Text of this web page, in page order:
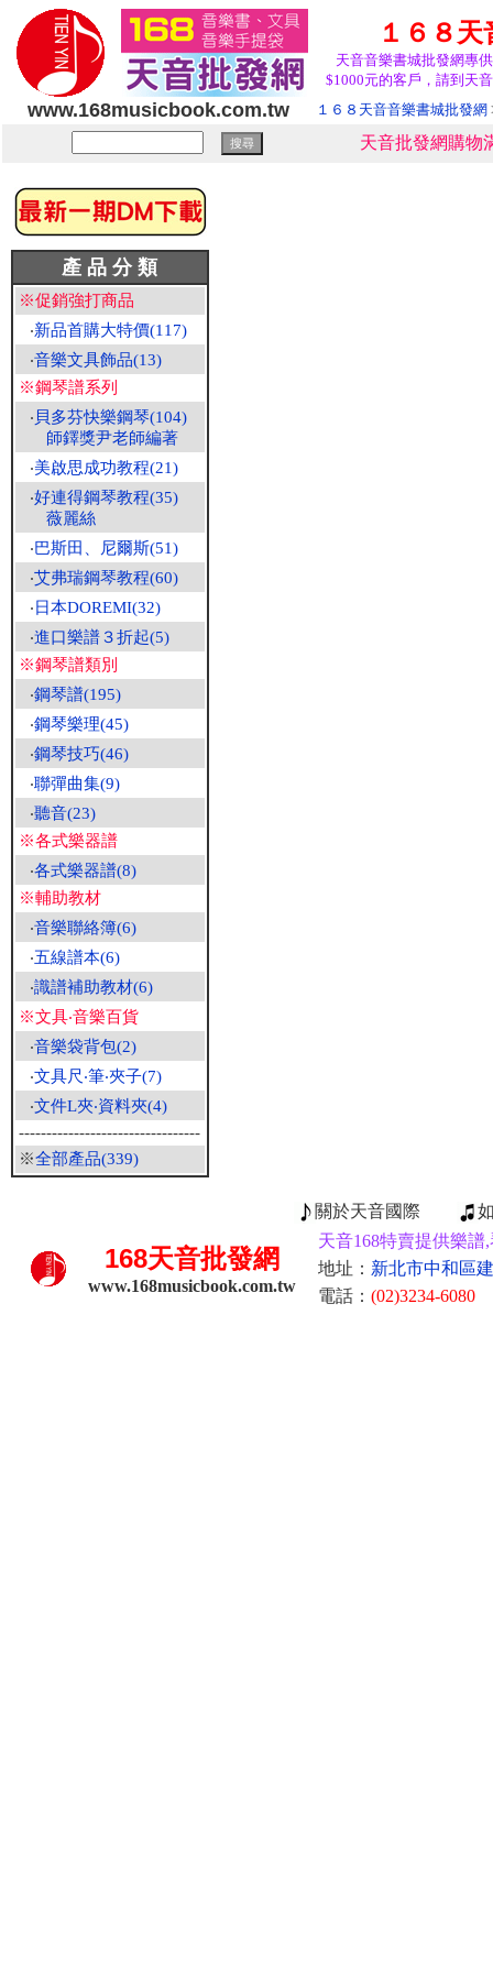
１６８
天音音樂書城批發網專
$1000元的客戶，請到天
www.168musicbook.com.tw １６８天音音樂書城批發網
天音批發網購物
產 品 分 類
※促銷強打商品
‧新品首購大特價(117)
‧音樂文具飾品(13)
※鋼琴譜系列
‧ 貝多芬快樂鋼琴(104)
師鐸獎尹老師編著
‧美啟思成功教程(21)
‧好連得鋼琴教程(35)
薇麗絲
‧巴斯田、尼爾斯(51)
‧艾弗瑞鋼琴教程(60)
‧ 日本DOREMI(32)
‧進口樂譜３折起(5)
※鋼琴譜類別
‧鋼琴譜(195)
‧鋼琴樂理(45)
‧鋼琴技巧(46)
‧聯彈曲集(9)
‧聽音(23)
※各式樂器譜
‧各式樂器譜(8)
※輔助教材
‧音樂聯絡簿(6)
‧五線譜本(6)
‧識譜補助教材(6)
※文具‧音樂百貨
‧音樂袋背包(2)
‧文具尺‧筆‧夾子(7)
‧文件L夾‧資料夾(4)
---------------------------------
※全部產品(339)
關於天音國際
168天音批發網
www.168musicbook.com.tw
天音168特賣提供樂
地址： 新北市中和區
電話： (02)3234-6080